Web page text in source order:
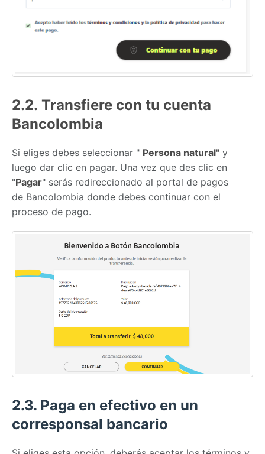
2.2. Transfiere con tu cuenta
Bancolombia
Si eliges debes seleccionar " Persona natural" y
luego dar clic en pagar. Una vez que des clic en
"Pagar" serás redireccionado al portal de pagos
de Bancolombia donde debes continuar con el
proceso de pago.
2.3. Paga en efectivo en un
corresponsal bancario